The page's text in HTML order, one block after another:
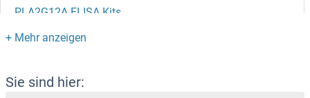
PLA2G12A ELISA Kits
PLA2G10 ELISA Kits
PLA1A ELISA Kits
Sie sind hier: